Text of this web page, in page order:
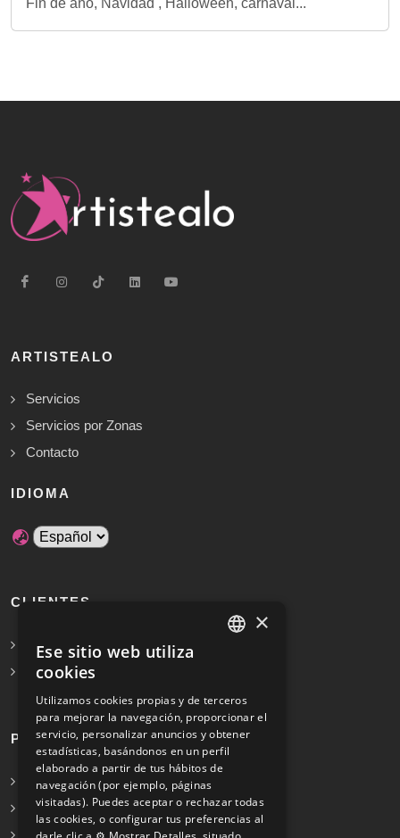
Fin de año, Navidad , Halloween, carnaval...
ARTISTEALO
Servicios
Servicios por Zonas
Contacto
IDIOMA
CLIENTES
Solicita Presupuesto Gratis
Preguntas frecuentes
PROFESIONALES
Info para profesionales
Registrarse
Preguntas frecuentes
×
Ese sitio web utiliza
cookies
Utilizamos cookies propias y de terceros
para mejorar la navegación, proporcionar el
servicio, personalizar anuncios y obtener
estadísticas, basándonos en un perfil
elaborado a partir de tus hábitos de
navegación (por ejemplo, páginas
visitadas). Puedes aceptar o rechazar todas
las cookies, o configurar tus preferencias al